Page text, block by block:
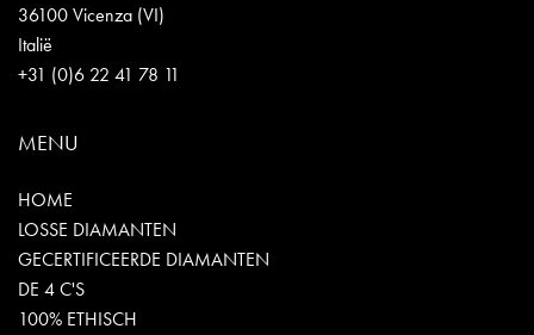
36100 Vicenza (VI)
Italië
+31 (0)6 22 41 78 11
MENU
HOME
LOSSE DIAMANTEN
GECERTIFICEERDE DIAMANTEN
DE 4 C'S
100% ETHISCH